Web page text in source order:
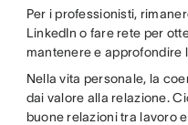
Per i professionisti,
LinkedIn o fare rete per
mantenere e approfondire
Nella vita personale, la
dai valore alla relazione.
buone relazioni tra lavoro